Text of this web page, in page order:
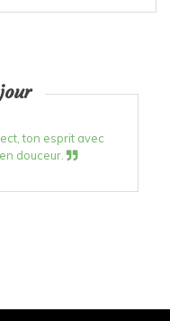
ton esprit avec
douceur.